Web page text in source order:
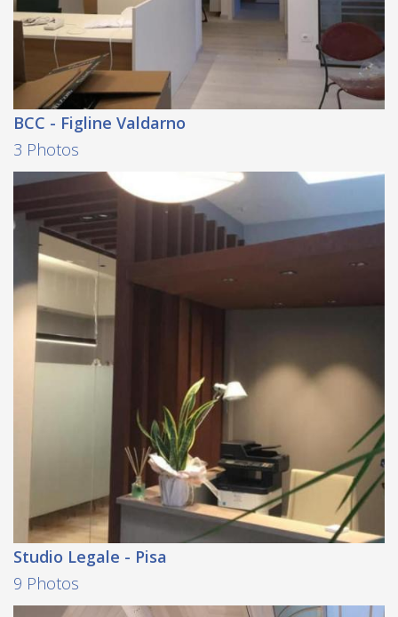
BCC - Figline Valdarno
3 Photos
Studio Legale - Pisa
9 Photos